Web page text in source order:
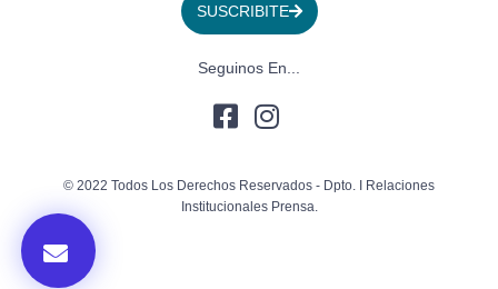
SUSCRIBITE
Seguinos En...
© 2022 Todos Los Derechos Reservados - Dpto. I Relaciones
Institucionales Prensa.